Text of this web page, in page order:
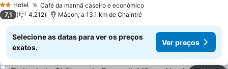
2 Estrelas
Hotel Café da manhã caseiro e econômico
7,1 4.212 Mâcon, a 13.1 km de Chaintré
Selecione as datas para ver os preços
exatos.
Ver preços